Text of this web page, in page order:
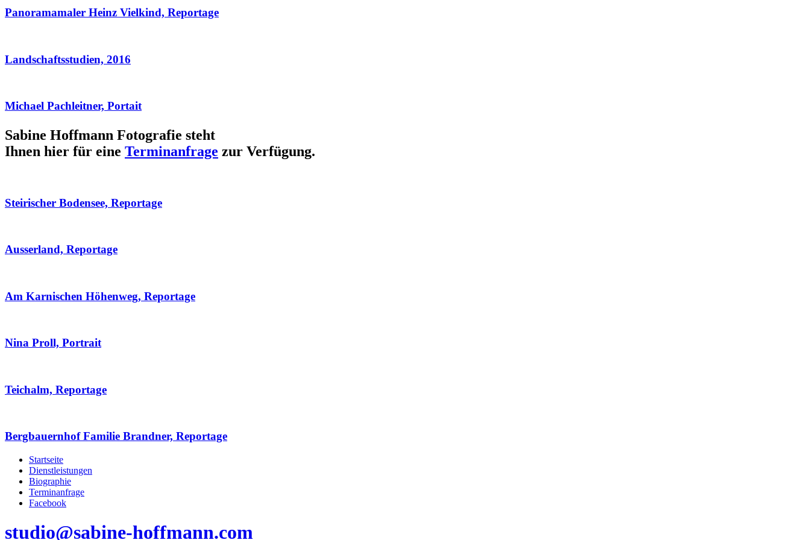
Panoramamaler Heinz Vielkind, Reportage
Landschaftsstudien, 2016
Michael Pachleitner, Portait
Sabine Hoffmann Fotografie steht
Ihnen hier für eine Terminanfrage zur Verfügung.
Steirischer Bodensee, Reportage
Ausserland, Reportage
Am Karnischen Höhenweg, Reportage
Nina Proll, Portrait
Teichalm, Reportage
Bergbauernhof Familie Brandner, Reportage
Startseite
Dienstleistungen
Biographie
Terminanfrage
Facebook
studio@sabine-hoffmann.com